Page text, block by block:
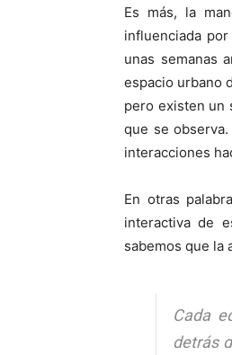
Es más, la
influenciada
unas semanas
espacio urbano
pero existen un
que se
interacciones
En otras
interactiva de
sabemos que la
Cada
detrás